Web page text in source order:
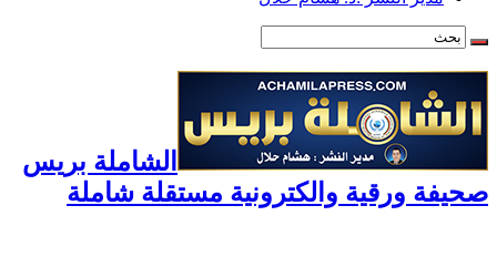
الشاملة بريس
صحيفة ورقية والكترونية مستقلة شاملة